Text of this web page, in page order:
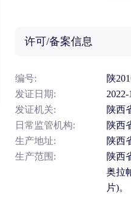
许可/备案信息
编号:
陕
发证日期:
2022-
发证机关:
陕西
日常监管机构:
陕西
生产地址:
陕西
生产范围:
陕西
奥拉
片)。